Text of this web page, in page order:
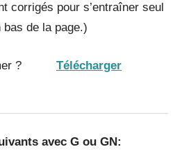
corrigés pour s’entraîner seul
de la page.)
? Télécharger
avec G ou GN: